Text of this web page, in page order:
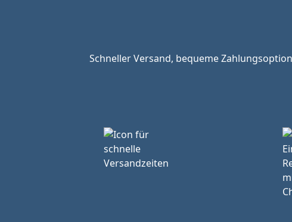
Schneller Versand, bequeme